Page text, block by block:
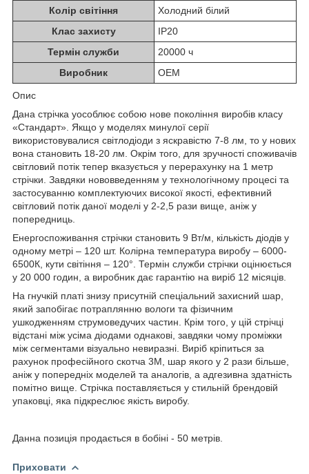
Колір світіння
Холодний білий
Клас захисту
IP20
Термін служби
20000 ч
Виробник
OEM
Опис
Дана стрічка уособлює собою нове покоління виробів класу
«Стандарт». Якщо у моделях минулої серії
використовувалися світлодіоди з яскравістю 7-8 лм, то у нових
вона становить 18-20 лм. Окрім того, для зручності споживачів
світловий потік тепер вказується у перерахунку на 1 метр
стрічки. Завдяки нововведенням у технологічному процесі та
застосуванню комплектуючих високої якості, ефективний
світловий потік даної моделі у 2-2,5 рази вище, аніж у
попередниць.
Енергоспоживання стрічки становить 9 Вт/м, кількість діодів у
одному метрі – 120 шт. Колірна температура виробу – 6000-
6500К, кути світіння – 120°. Термін служби стрічки оцінюється
у 20 000 годин, а виробник дає гарантію на виріб 12 місяців.
На гнучкій платі знизу присутній спеціальний захисний шар,
який запобігає потраплянню вологи та фізичним
ушкодженням струмоведучих частин. Крім того, у цій стрічці
відстані між усіма діодами однакові, завдяки чому проміжки
між сегментами візуально невиразні. Виріб кріпиться за
рахунок професійного скотча 3М, шар якого у 2 рази більше,
аніж у попередніх моделей та аналогів, а адгезивна здатність
помітно вище. Стрічка поставляється у стильній брендовій
упаковці, яка підкреслює якість виробу.
Данна позиція продається в бобіні - 50 метрів.
Приховати